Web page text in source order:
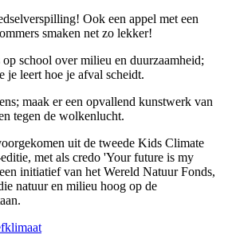
Ook een appel met een
smaken net zo lekker!
over milieu en duurzaamheid;
je leert hoe je afval scheidt.
er een opvallend kunstwerk van
tegen de wolkenlucht.
uit de tweede Kids Climate
met als credo 'Your future is my
initiatief van het Wereld Natuur Fonds,
natuur en milieu hoog op de